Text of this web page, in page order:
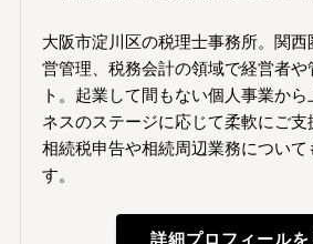
大阪市淀川区の税理士事務所。関
営管理、税務会計の領域で経営者や
ト。起業して間もない個人事業か
ネスのステージに応じて柔軟にご支
相続税申告や相続周辺業務について
す。
詳細プロフィールを